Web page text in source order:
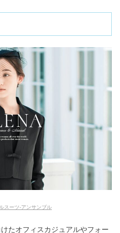
スーツ-アンサンブル
たオフィスカジュアルやフォー